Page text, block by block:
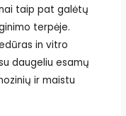
taip pat galėtų
terpėje.
in vitro
daugeliu esamų
ir maistu